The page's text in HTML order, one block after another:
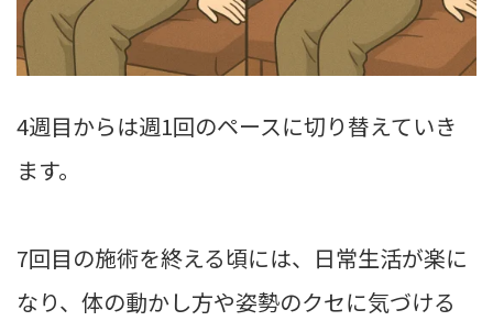
4週目からは週1回のペースに切り替えていき
ます。
7回目の施術を終える頃には、日常生活が楽に
なり、体の動かし方や姿勢のクセに気づける